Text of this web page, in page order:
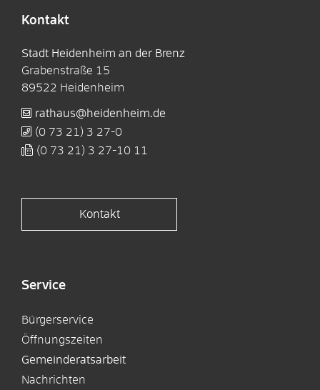
Kontakt
Stadt Heidenheim an der Brenz
Grabenstraße 15
89522 Heidenheim
rathaus@heidenheim.de
(0 73 21) 3 27-0
(0 73 21) 3 27-10 11
Kontakt
Service
Bürgerservice
Öffnungszeiten
Gemeinderatsarbeit
Nachrichten